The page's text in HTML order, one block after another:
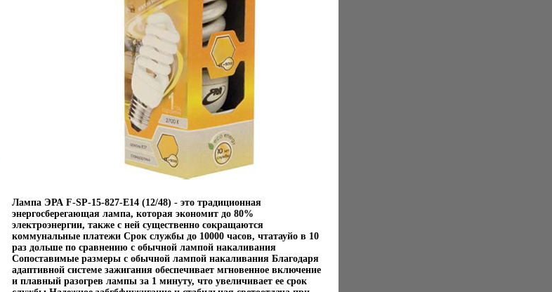
Лампа ЭРА F-SP-15-827-E14 (12/48) - это традиционная
энергосберегающая лампа, которая экономит до 80%
электроэнергии, также с ней существенно сокращаются
коммунальные платежи Срок службы до 10000 часов, чтатауйо в 10
раз дольше по сравнению с обычной лампой накаливания
Сопоставимые размеры с обычной лампой накаливания Благодаря
адаптивной системе зажигания обеспечивает мгновенное включение
и плавный разогрев лампы за 1 минуту, что увеличивает ее срок